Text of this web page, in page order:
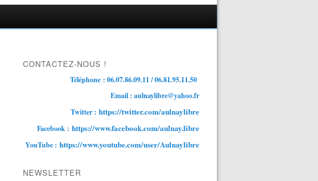
CONTACTEZ-NOUS !
Téléphone : 06.07.86.09.11 / 06.81.95.11.50
Email : aulnaylibre@yahoo.fr
Twitter : https://twitter.com/aulnaylibre
Facebook : https://www.facebook.com/aulnay.libre
YouTube : https://www.youtube.com/user/Aulnaylibre
NEWSLETTER